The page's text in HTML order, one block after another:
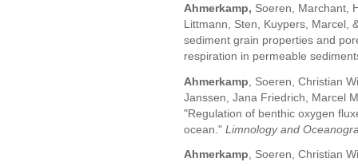
Ahmerkamp, Soeren, Marchant,
Littmann, Sten, Kuypers, Marcel,
sediment grain properties and
respiration in permeable
Ahmerkamp , Soeren, Christian
Janssen, Jana Friedrich, Marcel
"Regulation of benthic oxygen
ocean." Limnology and
Ahmerkamp, Soeren, Christian